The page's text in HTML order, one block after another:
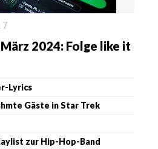
2024: Folge like it
Lyrics
Gäste in Star Trek
zur Hip-Hop-Band